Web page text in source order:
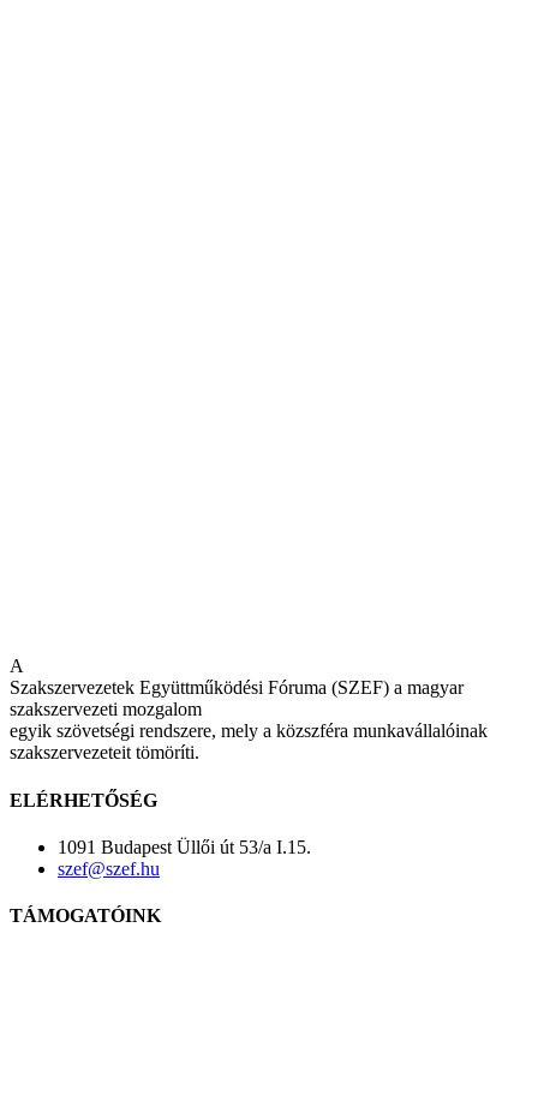
A
Szakszervezetek Együttműködési Fóruma (SZEF) a magyar
szakszervezeti mozgalom
egyik szövetségi rendszere, mely a közszféra munkavállalóinak
szakszervezeteit tömöríti.
ELÉRHETŐSÉG
1091 Budapest Üllői út 53/a I.15.
szef@szef.hu
TÁMOGATÓINK